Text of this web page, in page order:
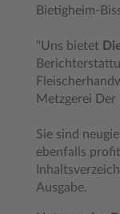
Bietigheim-
"Uns bietet
Metzgerei
Sie sind
ebenfalls
Ausgabe.